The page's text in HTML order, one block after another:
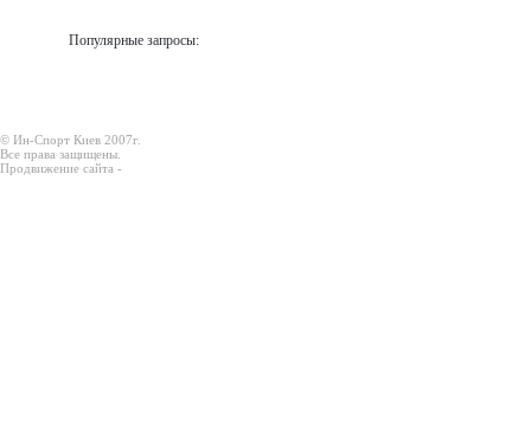
Популярные запросы:
© Ин-Спорт Киев 2007г.
Все права защищены.
Продвижение сайта -